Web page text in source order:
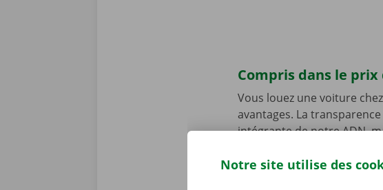
Compris dans le
Vous louez une voiture
avantages. La
intégrante de notre ADN,
problème technique.Ainsi,
Notre site utilise des